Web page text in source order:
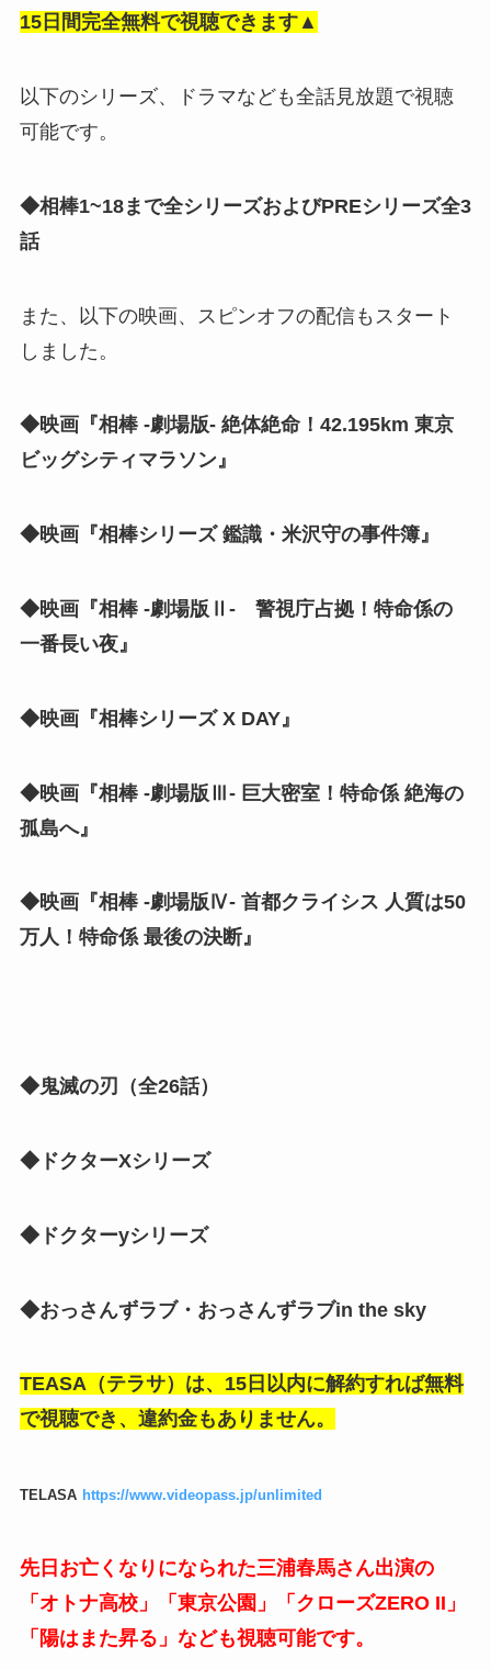
15日間完全無料で視聴できます▲
以下のシリーズ、ドラマなども全話見放題で視聴
可能です。
◆相棒1~18まで全シリーズおよびPREシリーズ全3
話
また、以下の映画、スピンオフの配信もスタート
しました。
◆映画『相棒 -劇場版- 絶体絶命！42.195km 東京
ビッグシティマラソン』
◆映画『相棒シリーズ 鑑識・米沢守の事件簿』
◆映画『相棒 -劇場版Ⅱ- 警視庁占拠！特命係の
一番長い夜』
◆映画『相棒シリーズ X DAY』
◆映画『相棒 -劇場版Ⅲ- 巨大密室！特命係 絶海の
孤島へ』
◆映画『相棒 -劇場版Ⅳ- 首都クライシス 人質は50
万人！特命係 最後の決断』
◆鬼滅の刃（全26話）
◆ドクターXシリーズ
◆ドクターyシリーズ
◆おっさんずラブ・おっさんずラブin the sky
TEASA（テラサ）は、15日以内に解約すれば無料
で視聴でき、違約金もありません。
TELASA https://www.videopass.jp/unlimited
先日お亡くなりになられた三浦春馬さん出演の
「オトナ高校」「東京公園」「クローズZERO II」
「陽はまた昇る」なども視聴可能です。